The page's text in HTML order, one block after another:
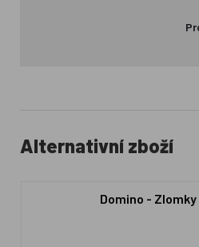
Alternativní zboží
Domino - Zlomky